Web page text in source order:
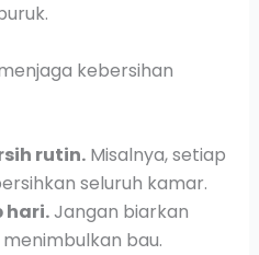
kebersihan
rutin.Misalnya, setiap
seluruh kamar.
hari.Jangan biarkan
bau.